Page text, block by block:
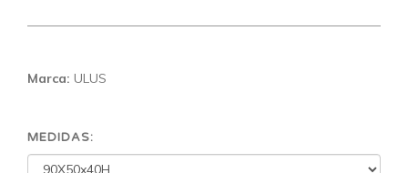
Marca: ULUS
MEDIDAS: